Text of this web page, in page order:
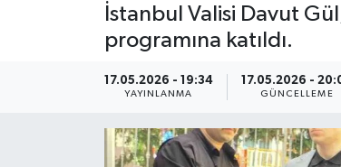
İstanbul Valisi Davut
programına katıldı.
17.05.2026 - 19:34
YAYINLANMA
17.05.2026 -
GÜNCELLEME